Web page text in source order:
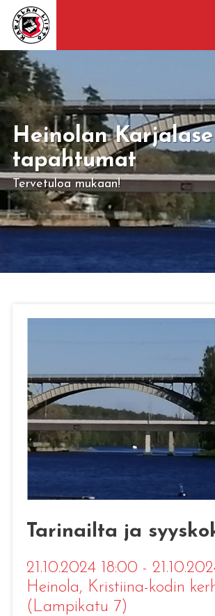
Heinolan
tapahtumat
Tervetuloa mukaan!
Tarinailta ja
21.10.2024 18:00 -
Heinola, Kristiina-kodin
(Lampikatu 7)